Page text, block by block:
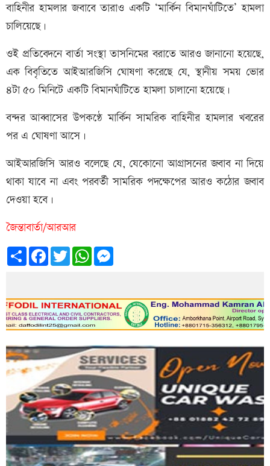
বাহিনীর হামলার জবাবে তারাও একটি ‘মার্কিন বিমানঘাঁটিতে’ হামলা
চালিয়েছে।
ওই প্রতিবেদনে বার্তা সংস্থা তাসনিমের বরাতে আরও জানানো হয়েছে,
এক বিবৃতিতে আইআরজিসি ঘোষণা করেছে যে, স্থানীয় সময় ভোর
৪টা ৫০ মিনিটে একটি বিমানঘাঁটিতে হামলা চালানো হয়েছে।
বন্দর আব্বাসের উপকণ্ঠে মার্কিন সামরিক বাহিনীর হামলার খবরের
পর এ ঘোষণা আসে।
আইআরজিসি আরও বলেছে যে, যেকোনো আগ্রাসনের জবাব না দিয়ে
থাকা যাবে না এবং পরবর্তী সামরিক পদক্ষেপের আরও কঠোর জবাব
দেওয়া হবে।
জৈন্তাবার্তা/আরআর
Share FacebookTwitterWhatsApp